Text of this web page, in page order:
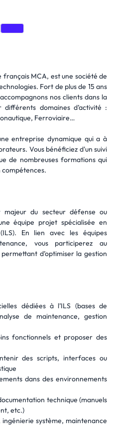
français MCA, est une société de
Fort de plus de 15 ans
nos clients dans la
domaines d’activité :
Ferroviaire…
entreprise dynamique qui a à
Vous bénéficiez d'un suivi
de nombreuses formations qui
majeur du secteur défense ou
équipe projet spécialisée en
En lien avec les équipes
vous participerez au
d’optimiser la gestion
dédiées à l’ILS (bases de
de maintenance, gestion
fonctionnels et proposer des
des scripts, interfaces ou
dans des environnements
technique (manuels
etc.)
système, maintenance